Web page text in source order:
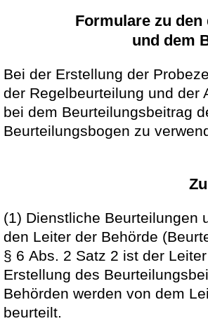
Formulare zu
und dem
Bei der Erstellung der
der Regelbeurteilung und der
bei dem Beurteilungsbeitrag
Beurteilungsbogen zu
(1) Dienstliche Beurteilungen
den Leiter der Behörde
§ 6 Abs. 2 Satz 2 ist der
Erstellung des
Behörden werden von dem
beurteilt.